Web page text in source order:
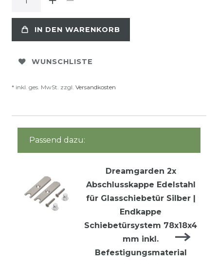
IN DEN WARENKORB
WUNSCHLISTE
* inkl. ges. MwSt. zzgl. Versandkosten
Passend dazu:
Dreamgarden 2x
Abschlusskappe Edelstahl
für Glasschiebetür Silber |
Endkappe
Schiebetürsystem 78x18x4
mm inkl.
Befestigungsmaterial